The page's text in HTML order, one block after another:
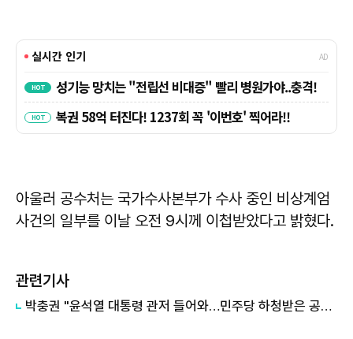
아울러 공수처는 국가수사본부가 수사 중인 비상계엄
사건의 일부를 이날 오전 9시께 이첩받았다고 밝혔다.
관련기사
박충권 "윤석열 대통령 관저 들어와…민주당 하청받은 공수처와 경찰"